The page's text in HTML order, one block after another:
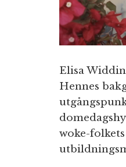
Elisa
Hennes
woke-